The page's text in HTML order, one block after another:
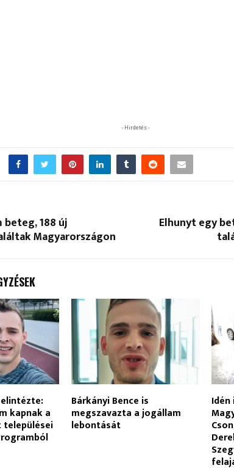
- Hirdetés -
188 új
Magyarországon
Elhunyt egy
kapnak a
Bárkányi Bence is
megszavazta a jogállam
lebontását
Idén